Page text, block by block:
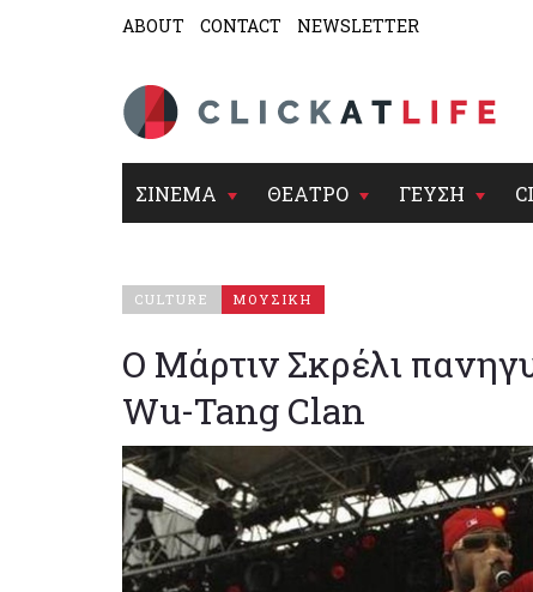
ABOUT CONTACT NEWSLETTER
ΣΙΝΕΜΑ ΘΕΑΤΡΟ ΓΕΥΣΗ
CULTURE ΜΟΥΣΙΚΗ
Ο Μάρτιν Σκρέλι
Wu-Tang Clan